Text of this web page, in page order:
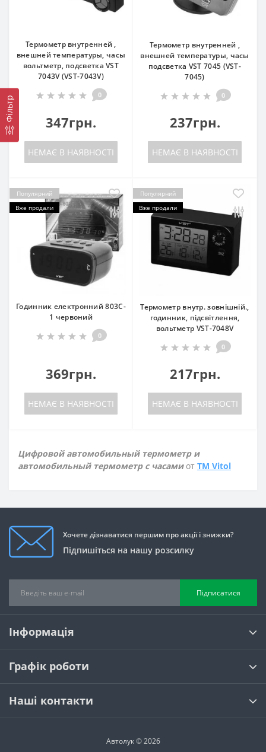
Фільтр
Термометр внутренней ,
внешней температуры, часы
вольтметр, подсветка VST
7043V (VST-7043V)
0
347грн.
НЕМАЄ В НАЯВНОСТІ
Термометр внутренней ,
внешней температуры, часы
подсветка VST 7045 (VST-
7045)
0
237грн.
НЕМАЄ В НАЯВНОСТІ
Популярний
Вже продали
Годинник електронний 803C-
1 червоний
0
369грн.
НЕМАЄ В НАЯВНОСТІ
Популярний
Вже продали
Термометр внутр. зовнішній.,
годинник, підсвітлення,
вольтметр VST-7048V
0
217грн.
НЕМАЄ В НАЯВНОСТІ
Цифровой автомобильный термометр и
автомобильный термометр с часами от TM Vitol
Хочете дізнаватися першим про акції і знижки?
Підпишіться на нашу розсилку
Підписатися
Інформація
Графік роботи
Наші контакти
Автолук © 2026